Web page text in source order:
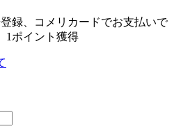
録、コメリカードでお支払いで
1ポイント獲得